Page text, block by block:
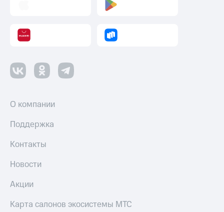
О компании
Поддержка
Контакты
Новости
Акции
Карта салонов экосистемы МТС